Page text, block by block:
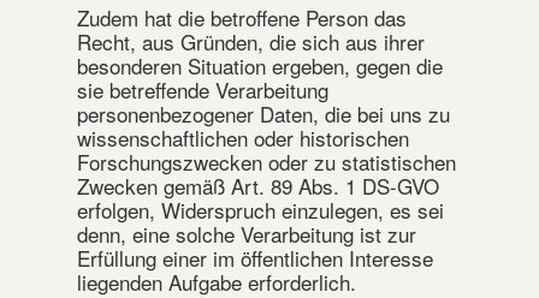
Zudem hat die betroffene Person das
Recht, aus Gründen, die sich aus ihrer
besonderen Situation ergeben, gegen die
sie betreffende Verarbeitung
personenbezogener Daten, die bei uns zu
wissenschaftlichen oder historischen
Forschungszwecken oder zu statistischen
Zwecken gemäß Art. 89 Abs. 1 DS-GVO
erfolgen, Widerspruch einzulegen, es sei
denn, eine solche Verarbeitung ist zur
Erfüllung einer im öffentlichen Interesse
liegenden Aufgabe erforderlich.